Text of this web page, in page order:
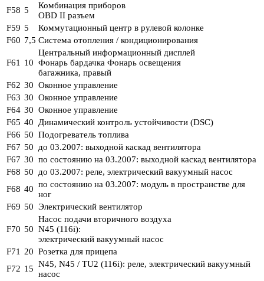
F58 5
Комбинация приборов
OBD II разъем
F59 5
Коммутационный центр в рулевой колонке
F60 7,5 Система отопления / кондиционирования
F61 10
Центральный информационный дисплей
Фонарь бардачка Фонарь освещения
багажника, правый
F62 30 Оконное управление
F63 30 Оконное управление
F64 30 Оконное управление
F65 40 Динамический контроль устойчивости (DSC)
F66 50 Подогреватель топлива
F67 50 до 03.2007: выходной каскад вентилятора
F67 30 по состоянию на 03.2007: выходной каскад вентилятора
F68 50 до 03.2007: реле, электрический вакуумный насос
F68 40 по состоянию на 03.2007: модуль в пространстве для
ног
F69 50 Электрический вентилятор
F70 50
Насос подачи вторичного воздуха
N45 (116i):
электрический вакуумный насос
F71 20 Розетка для прицепа
F72 15 N45, N45 / TU2 (116i): реле, электрический вакуумный
насос